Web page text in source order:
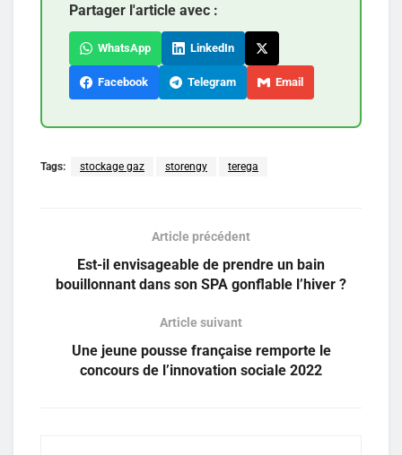
Partager l'article avec :
WhatsApp LinkedIn
Facebook Telegram Email
Tags: stockage gaz storengy terega
Article précédent
Est-il envisageable de prendre un bain
bouillonnant dans son SPA gonflable l’hiver ?
Article suivant
Une jeune pousse française remporte le
concours de l’innovation sociale 2022